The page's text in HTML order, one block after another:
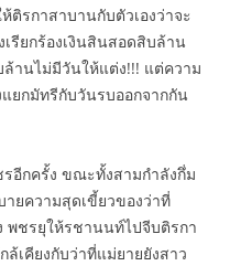
รกาสาบานกับตัวเองว่าจะ
รียกร้องเงินสินสอดสิบล้าน
านไม่มีวันให้แต่ง!!! แต่ความ
แยกมัทรีกับวันรบออกจากกัน
อีกครั้ง ขณะทั้งสามกำลังกึ่ม
ยความสุดเขี้ยวของว่าที่
พชรยุให้รชานนท์ไปจีบติรกา
เคียงกับว่าที่แม่ยายยังสาว